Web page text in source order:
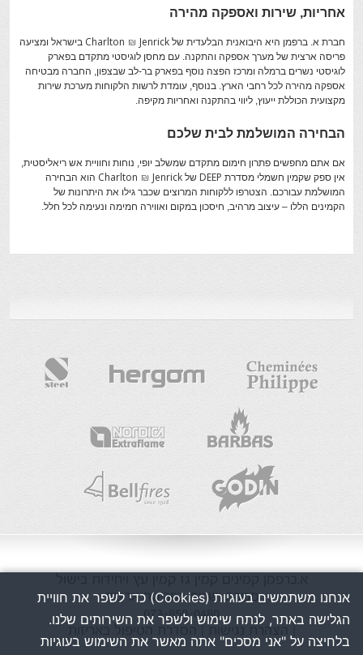
אחריות, שירות ואספקה מהירה
חברת א. ברפמן היא היבואנית הבלעדית של Charlton & Jenrick בישראל ומציעה
פריסה ארצית של מערך אספקה והתקנה. עם מחסן לוגיסטי מתקדם בפארק
לוגיסטי נשרים ברמלה ומרכז הפצה נוסף בפארק בר-לב שבצפון, החברה מבטיחה
אספקה מהירה לכל רחבי הארץ. בנוסף, עומדת לרשות הלקוחות מערכת שירות
מקצועית הכוללת ייעוץ, ליווי בהתקנה ואחריות מקיפה.
הבחירה המושלמת לבית שלכם
אם אתם מחפשים פתרון חימום מתקדם שמשלב יופי, נוחות וחוויית אש ריאליסטית,
אין ספק שקמין חשמלי מסדרת DEEP של Charlton & Jenrick הוא הבחירה
המושלמת עבורכם. הצטרפו ללקוחות המרוצים שכבר גילו את היתרונות של
הקמינים הללו – עיצוב מרהיב, חיסכון במקום ואווירה חמימה ונעימה לכל חלל.
מכירה ושרות בפריסה ארצית
073-850-0480
| הצהרת נגישות
אנחנו משתמשים בעוגיות (Cookies) כדי לשפר את חוויית
הגלישה באתר, לנתח שימוש ולשפר את השירותים שלנו.
בלחיצה על "אני מסכים" אתה מאשר את השימוש בעוגיות